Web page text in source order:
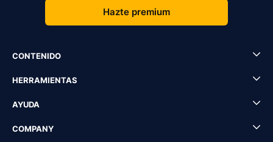
Hazte premium
CONTENIDO
HERRAMIENTAS
AYUDA
COMPANY